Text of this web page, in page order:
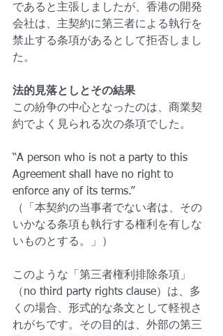
であると主張しましたが、香港の開発
会社は、主契約に第三者による執行を
禁止する条項があるとして拒否しまし
た。
法的見落としとその結果
この紛争の中心となったのは、商業契
約でよく見られる次の条項でした。
“A person who is not a party to this
Agreement shall have no right to
enforce any of its terms.”
（「本契約の当事者でない者は、その
いかなる条項も執行する権利を有しな
いものとする。」）
このような「第三者権利排除条項」
（no third party rights clause）は、多
くの場合、形式的な条文として軽視さ
れがちです。その目的は、外部の第三